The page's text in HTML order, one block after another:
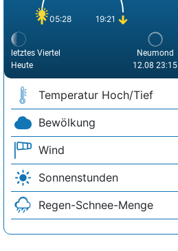
05:28 19:21
letztes Viertel
Heute
Neumond
12.08 23:15
Temperatur Hoch/Tief
Bewölkung
Wind
Sonnenstunden
Regen-Schnee-Menge